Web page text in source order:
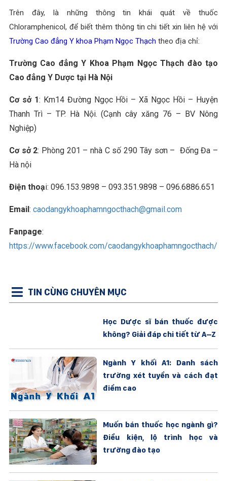
Trên đây, là những thông tin khái quát về thuốc
Chloramphenicol, để biết thêm thông tin chi tiết xin liên hệ với
Trường Cao đẳng Y khoa Phạm Ngọc Thạch theo địa chỉ:
Trường Cao đẳng Y Khoa Phạm Ngọc Thạch đào tạo
Cao đẳng Y Dược tại Hà Nội
Cơ sở 1: Km14 Đường Ngọc Hồi – Xã Ngọc Hồi – Huyện
Thanh Trì – TP. Hà Nội. (Cạnh cây xăng 76 – BV Nông
Nghiệp)
Cơ sở 2: Phòng 201 – nhà C số 290 Tây sơn – Đống Đa –
Hà nội
Điện thoại: 096.153.9898 – 093.351.9898 – 096.6886.651
Email: caodangykhoaphamngocthach@gmail.com
Fanpage:
https://www.facebook.com/caodangykhoaphamngocthach/
TIN CÙNG CHUYÊN MỤC
Học Dược sĩ bán thuốc được
không? Giải đáp chi tiết từ A–Z
Ngành Y khối A1: Danh sách
trường xét tuyển và cách đạt
điểm cao
Muốn bán thuốc học ngành gì?
Điều kiện, lộ trình học và
trường đào tạo